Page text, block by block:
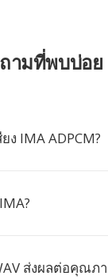
ามที่พบบ่อย
IMA ADPCM?
ส่งผลต่อคุณภ